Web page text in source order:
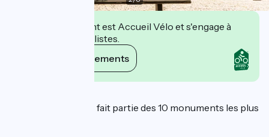
Cet établissement est Accueil Vélo et s'engage à
accueillir des cyclistes.
Voir ses engagements
Le Palais des Papes fait partie des 10 monuments les plus